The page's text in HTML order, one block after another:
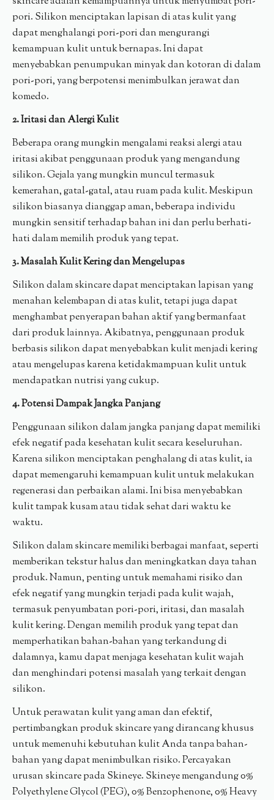
pori. Silikon menciptakan lapisan di atas kulit yang
dapat menghalangi pori-pori dan mengurangi
kemampuan kulit untuk bernapas. Ini dapat
menyebabkan penumpukan minyak dan kotoran di dalam
pori-pori, yang berpotensi menimbulkan jerawat dan
komedo.
2. Iritasi dan Alergi Kulit
Beberapa orang mungkin mengalami reaksi alergi atau
iritasi akibat penggunaan produk yang mengandung
silikon. Gejala yang mungkin muncul termasuk
kemerahan, gatal-gatal, atau ruam pada kulit. Meskipun
silikon biasanya dianggap aman, beberapa individu
mungkin sensitif terhadap bahan ini dan perlu berhati-
hati dalam memilih produk yang tepat.
3. Masalah Kulit Kering dan Mengelupas
Silikon dalam skincare dapat menciptakan lapisan yang
menahan kelembapan di atas kulit, tetapi juga dapat
menghambat penyerapan bahan aktif yang bermanfaat
dari produk lainnya. Akibatnya, penggunaan produk
berbasis silikon dapat menyebabkan kulit menjadi kering
atau mengelupas karena ketidakmampuan kulit untuk
mendapatkan nutrisi yang cukup.
4. Potensi Dampak Jangka Panjang
Penggunaan silikon dalam jangka panjang dapat memiliki
efek negatif pada kesehatan kulit secara keseluruhan.
Karena silikon menciptakan penghalang di atas kulit, ia
dapat memengaruhi kemampuan kulit untuk melakukan
regenerasi dan perbaikan alami. Ini bisa menyebabkan
kulit tampak kusam atau tidak sehat dari waktu ke
waktu.
Silikon dalam skincare memiliki berbagai manfaat, seperti
memberikan tekstur halus dan meningkatkan daya tahan
produk. Namun, penting untuk memahami risiko dan
efek negatif yang mungkin terjadi pada kulit wajah,
termasuk penyumbatan pori-pori, iritasi, dan masalah
kulit kering. Dengan memilih produk yang tepat dan
memperhatikan bahan-bahan yang terkandung di
dalamnya, kamu dapat menjaga kesehatan kulit wajah
dan menghindari potensi masalah yang terkait dengan
silikon.
Untuk perawatan kulit yang aman dan efektif,
pertimbangkan produk skincare yang dirancang khusus
untuk memenuhi kebutuhan kulit Anda tanpa bahan-
bahan yang dapat menimbulkan risiko. Percayakan
urusan skincare pada Skineye. Skineye mengandung 0%
Polyethylene Glycol (PEG), 0% Benzophenone, 0% Heavy